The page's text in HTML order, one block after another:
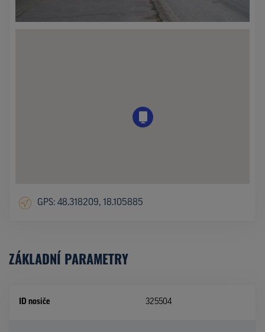
GPS: 48.318209, 18.105885
ZÁKLADNÍ PARAMETRY
ID nosiče 325504